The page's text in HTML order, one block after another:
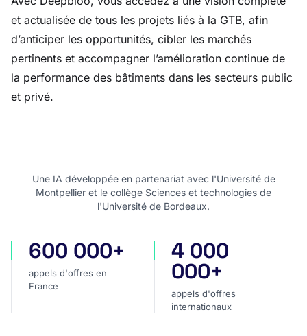
et actualisée de tous les projets liés à la GTB, afin
d’anticiper les opportunités, cibler les marchés
pertinents et accompagner l’amélioration continue de
la performance des bâtiments dans les secteurs public
et privé.
Une IA développée en partenariat avec l'Université de
Montpellier et le collège Sciences et technologies de
l'Université de Bordeaux.
appels d'offres en France
600 000+
appels d'offres en
France
appels d'offres
4 000
000+
appels d'offres
internationaux